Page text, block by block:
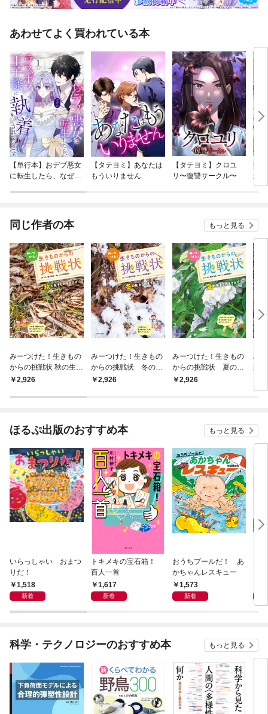
あわせてよく買われている本
【単行本】おデブ悪女
に転生したら、なぜか
【タテヨミ】あなたは
もういりません
【タテヨミ】クロユ
リ〜復讐サークル〜
病
が
ぎ
同じ作者の本 もっと見る
みーつけた！生きもの
からの挑戦状 秋の生き
ものをさがせ！
2,926
みーつけた！生きもの
からの挑戦状 冬の生
きものをさがせ！
2,926
みーつけた！生きもの
からの挑戦状 夏の生
きものをさがせ！
2,926
み
か
ほるぷ出版のおすすめ本 もっと見る
いらっしゃい おまつ
りだ！
1,518
新着
トキメキの宝石箱！
百人一首
1,617
新着
おうちプールだ！ あ
かちゃんレスキュー
1,573
新着
科学・テクノロジーのおすすめ本 もっと見る